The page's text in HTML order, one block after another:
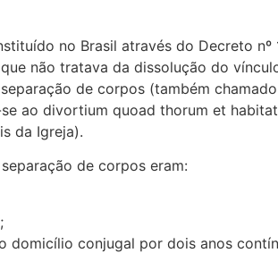
no Brasil através do Decreto nº
não tratava da dissolução do
de corpos (também
ao divortium quoad thorum et
da Igreja).
de corpos eram:
domicílio conjugal por dois anos